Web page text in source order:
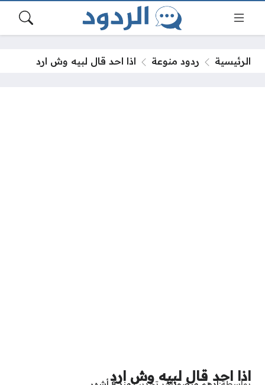
الرئيسية ردود منوعة اذا احد قال لبيه وش ارد
اذا احد قال لبيه وش ارد